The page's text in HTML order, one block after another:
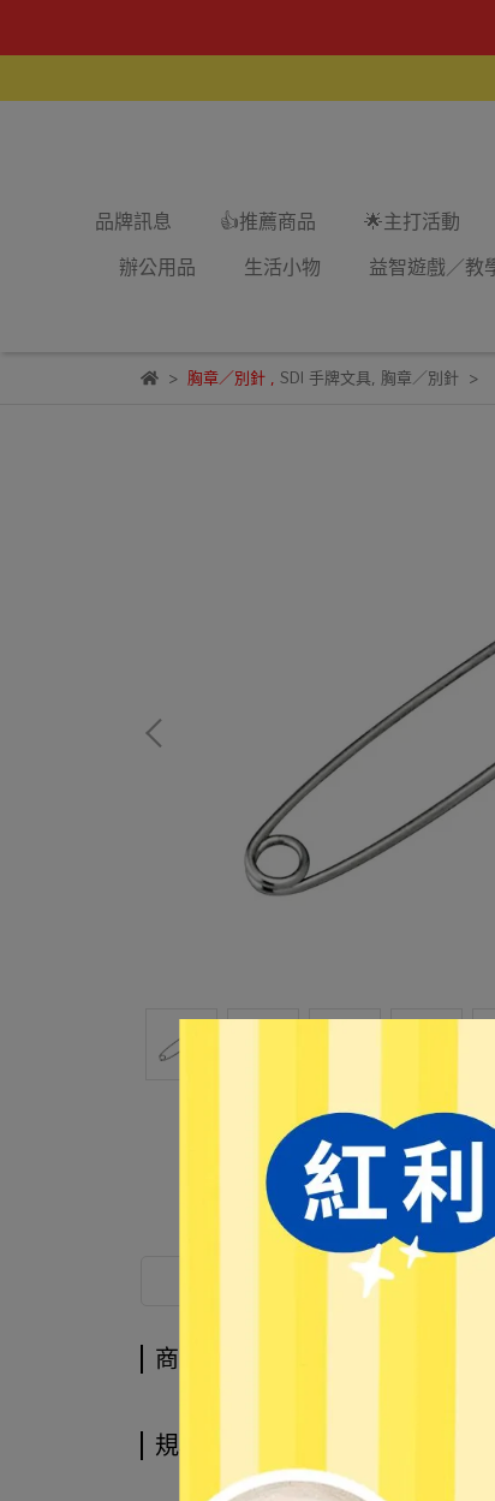
品牌訊息 👍推薦商品 🌟主打活動
辦公用品
生活小物 益智遊戲／教
胸章／別針,SDI 手牌文具,胸章／別針
商品介紹
商品介紹
規格說明